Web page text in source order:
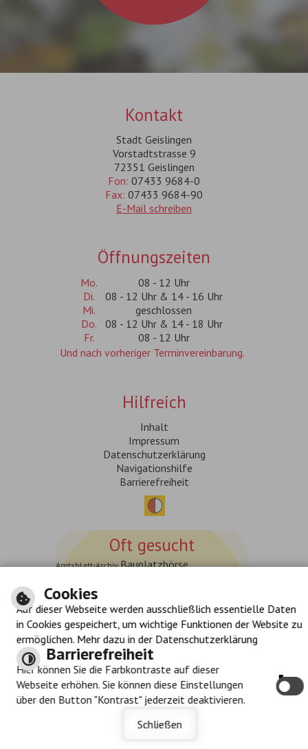
Immer auf dem neuesten
Stand
www.stadt-geislingen.de möchte
senden
Kontakt
Stadt Geislingen
Vorstadtstrasse 9
72351 Geislingen
Fon: 07433 9684-0
Fax: 07433 9684-90
E-Mail schreiben
Öffnungszeiten
Mo.
08 - 12 Uhr
Di.
08 - 12 Uhr & 14 - 16 Uhr
Mi.
geschlossen
Do.
08 - 12 Uhr & 14 - 18 Uhr
Fr.
08 - 12 Uhr
Und nach vorheriger Terminvereinbarung.
Hilfreich
Inhalt
Impressum
Datenschutzerklärung
Navigationshilfe
Barrierefreiheit
Oft gesucht
Amtsblatt-ArchivBauplatzbörse
Lebenslagen
Vereine
Cookies
Auf dieser Webseite werden ausschließlich essentielle Daten
in Cookies gespeichert, um wichtige Funktionen der Website zu
ermöglichen. Mehr dazu in der Datenschutzerklärung
Barrierefreiheit
Hier können Sie die Farbkontraste auf dieser
Webseite erhöhen. Sie können diese Einstellungen
über den Button "Kontrast" jederzeit deaktivieren.
Schließen